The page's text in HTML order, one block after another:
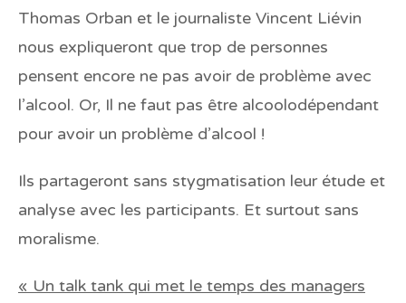
Thomas Orban et le journaliste Vincent Liévin
nous expliqueront que trop de personnes
pensent encore ne pas avoir de problème avec
l’alcool. Or, Il ne faut pas être alcoolodépendant
pour avoir un problème d’alcool !
Ils partageront sans stygmatisation leur étude et
analyse avec les participants. Et surtout sans
moralisme.
« Un talk tank qui met le temps des managers